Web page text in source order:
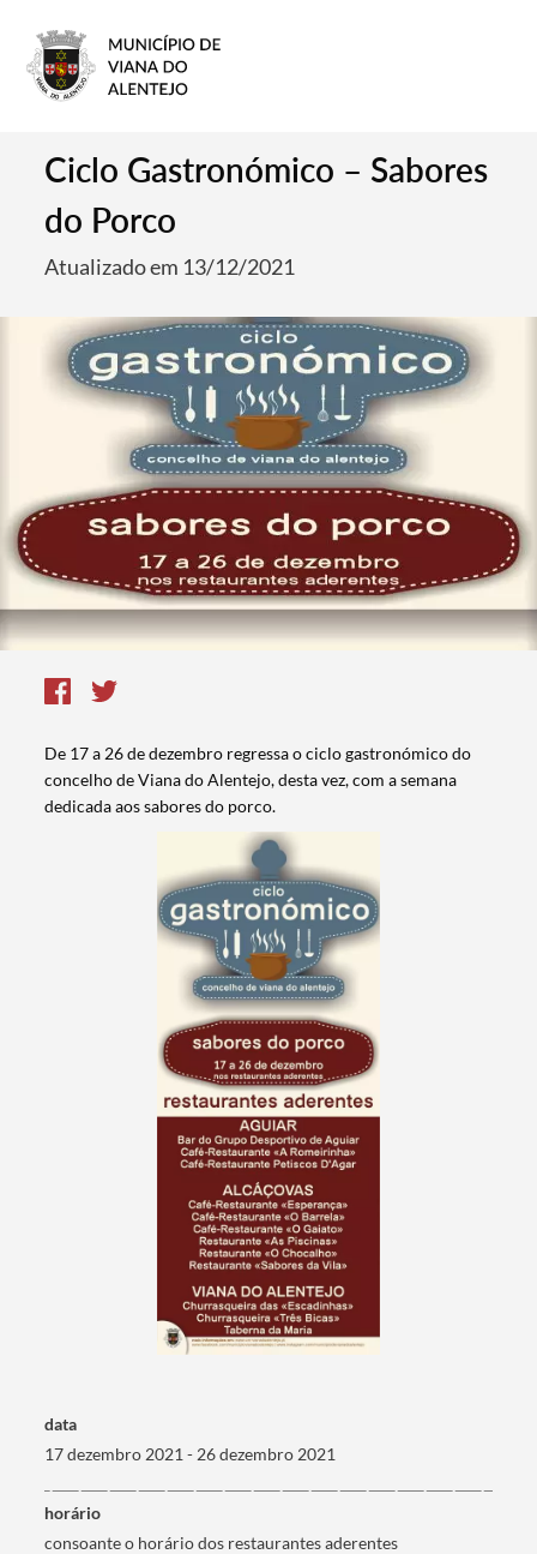
Termo de Pesquisa
Filtros
Ciclo Gastronómico – Sabores
do Porco
Atualizado em 13/12/2021
De 17 a 26 de dezembro regressa o ciclo gastronómico do
concelho de Viana do Alentejo, desta vez, com a semana
dedicada aos sabores do porco.
data
17 dezembro 2021 - 26 dezembro 2021
horário
consoante o horário dos restaurantes aderentes